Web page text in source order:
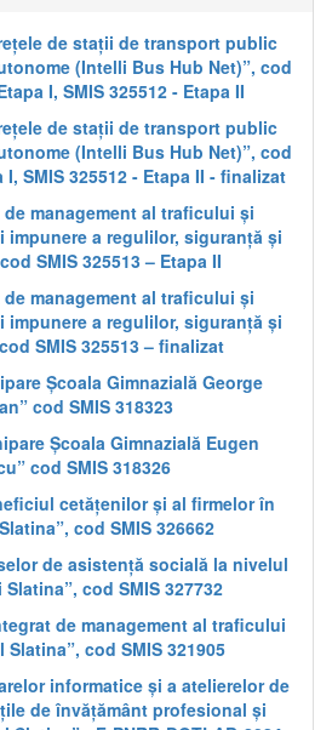
de stații de transport public
(Intelli Bus Hub Net)”, cod
I, SMIS 325512 - Etapa II
de stații de transport public
(Intelli Bus Hub Net)”, cod
I, SMIS 325512 - Etapa II - finalizat
management al traficului și
a regulilor, siguranță și
SMIS 325513 – Etapa II
management al traficului și
a regulilor, siguranță și
SMIS 325513 – finalizat
Școala Gimnazială George
cod SMIS 318323
Școala Gimnazială Eugen
cod SMIS 318326
cetățenilor și al firmelor în
cod SMIS 326662
de asistență socială la nivelul
cod SMIS 327732
de management al traficului
cod SMIS 321905
informatice și a atelierelor de
de învățământ profesional și